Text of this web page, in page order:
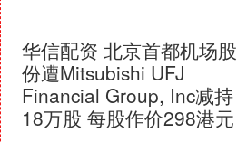
华信配资 北京首都机场股
份遭Mitsubishi UFJ
Financial Group, Inc减持
18万股 每股作价298港元